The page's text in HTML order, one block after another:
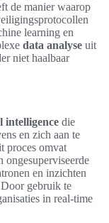
de manier waarop
learning en
data analyse uit
niet haalbaar
intelligence die
en zich aan te
proces omvat
ongesuperviseerde
en inzichten
gebruik te
in real-time